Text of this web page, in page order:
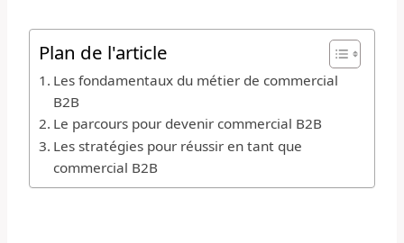
Plan de l'article
Les fondamentaux du métier de commercial
B2B
Le parcours pour devenir commercial B2B
Les stratégies pour réussir en tant que
commercial B2B